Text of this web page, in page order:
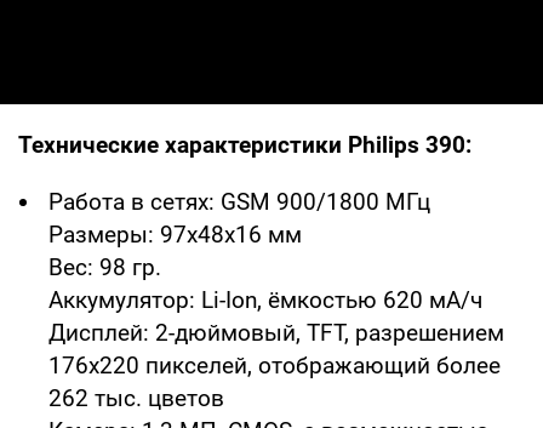
Технические характеристики Philips 390:
Работа в сетях: GSM 900/1800 МГц
Размеры: 97x48x16 мм
Вес: 98 гр.
Аккумулятор: Li-Ion, ёмкостью 620 мА/ч
Дисплей: 2-дюймовый, TFT, разрешением
176х220 пикселей, отображающий более
262 тыс. цветов